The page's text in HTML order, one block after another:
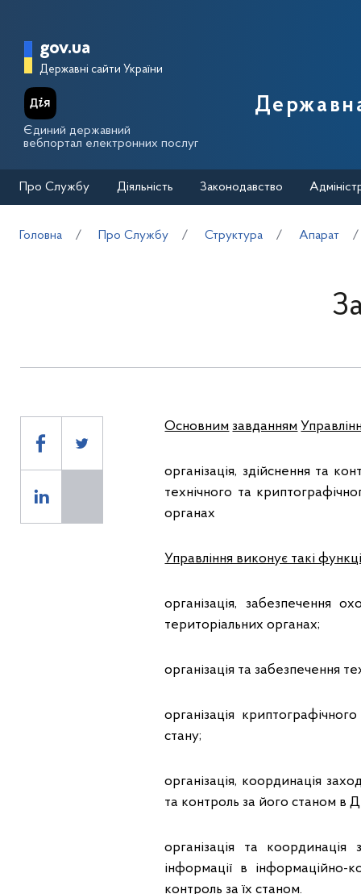
Головна сторінка Державної
gov.ua
Державні сайти України
Єдиний державний
вебпортал електронних послуг
Про Службу Діяльність Законодавство
Головна Про Службу Структура Апарат
Основним завданням
організація, здійснення та
технічного та
органах
Управління виконує такі
організація, забезпечення
територіальних органах;
організація та забезпечення
організація
стану;
організація, координація
та контроль за його станом в
організація та координація
інформації в інформаційно-
контроль за їх станом.